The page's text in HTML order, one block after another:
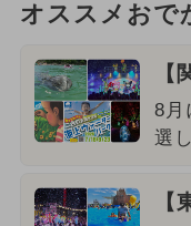
オススメおで
【
8月
選
【